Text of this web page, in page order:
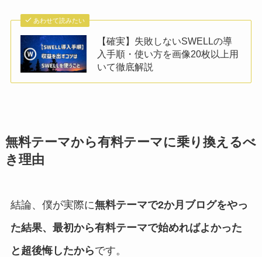
あわせて読みたい
【確実】失敗しないSWELLの導
入手順・使い方を画像20枚以上用
いて徹底解説
無料テーマから有料テーマに乗り換えるべ
き理由
結論、僕が実際に無料テーマで2か月ブログをやっ
た結果、最初から有料テーマで始めればよかった
と超後悔したからです。